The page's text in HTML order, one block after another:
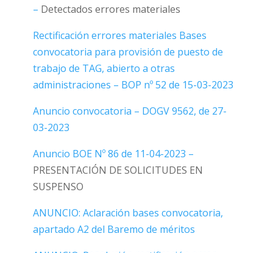
– Detectados errores materiales
Rectificación errores materiales Bases
convocatoria para provisión de puesto de
trabajo de TAG, abierto a otras
administraciones – BOP nº 52 de 15-03-2023
Anuncio convocatoria – DOGV 9562, de 27-
03-2023
Anuncio BOE Nº 86 de 11-04-2023 –
PRESENTACIÓN DE SOLICITUDES EN
SUSPENSO
ANUNCIO: Aclaración bases convocatoria,
apartado A2 del Baremo de méritos